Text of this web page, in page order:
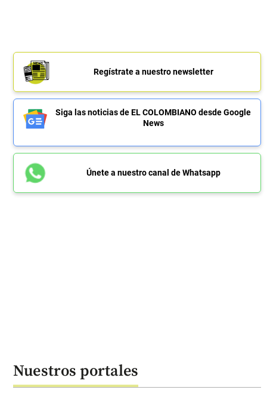
Regístrate a nuestro newsletter
Siga las noticias de EL COLOMBIANO desde Google
News
Únete a nuestro canal de Whatsapp
Nuestros portales